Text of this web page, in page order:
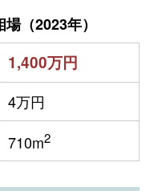
（2023年）
1,400万円
4万円
710m2